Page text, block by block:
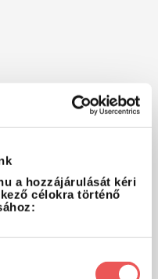
a hozzájárulását kéri
célokra történő